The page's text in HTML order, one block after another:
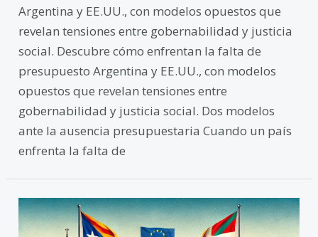
Argentina y EE.UU., con modelos opuestos que
revelan tensiones entre gobernabilidad y justicia
social. Descubre cómo enfrentan la falta de
presupuesto Argentina y EE.UU., con modelos
opuestos que revelan tensiones entre
gobernabilidad y justicia social. Dos modelos
ante la ausencia presupuestaria Cuando un país
enfrenta la falta de
España
y